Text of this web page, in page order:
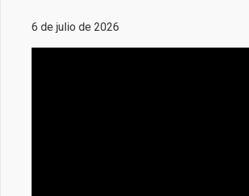
6 de julio de 2026